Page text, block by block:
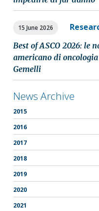
15 June 2026
Best of ASCO 2026: le
americano di
Gemelli
News Archive
2015
2016
2017
2018
2019
2020
2021